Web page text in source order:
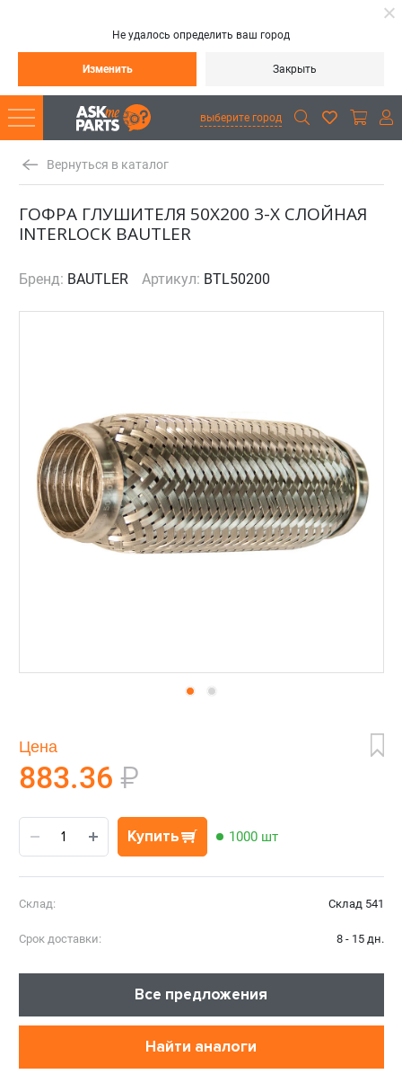
Не удалось определить ваш город
Изменить Закрыть
выберите город
Вернуться в каталог
ГОФРА ГЛУШИТЕЛЯ 50X200 3-Х СЛОЙНАЯ
INTERLOСK BAUTLER
Бренд: BAUTLER Артикул: BTL50200
Цена
883.36 ₽
Купить 1000 шт
Склад: Склад 541
Срок доставки: 8 - 15 дн.
Все предложения
Найти аналоги